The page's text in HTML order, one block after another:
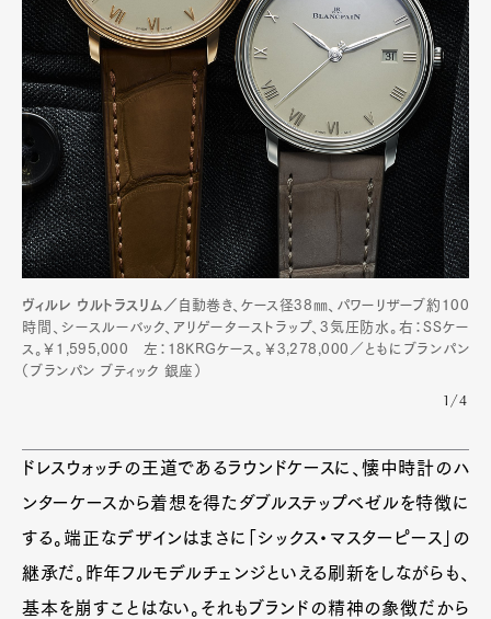
ヴィルレ ウルトラスリム／ 自動巻き、ケース径38㎜、パワーリザーブ約100
時間、シースルーバック、アリゲーターストラップ、3気圧防水。右：SSケー
ス。￥1,595,000 左：18KRGケース。￥3,278,000／ともにブランパン
（ブランパン ブティック 銀座）
1/4
ドレスウォッチの王道であるラウンドケースに、懐中時計のハ
ンターケースから着想を得たダブルステップベゼルを特徴に
する。端正なデザインはまさに「シックス・マスターピース」の
継承だ。昨年フルモデルチェンジといえる刷新をしながらも、
基本を崩すことはない。それもブランドの精神の象徴だから